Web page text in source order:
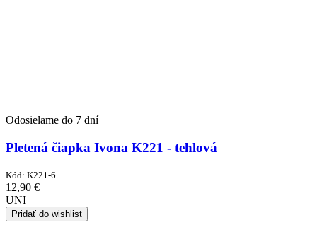
Odosielame do 7 dní
Pletená čiapka Ivona K221 - tehlová
Kód: K221-6
12,90 €
UNI
Pridať do wishlist